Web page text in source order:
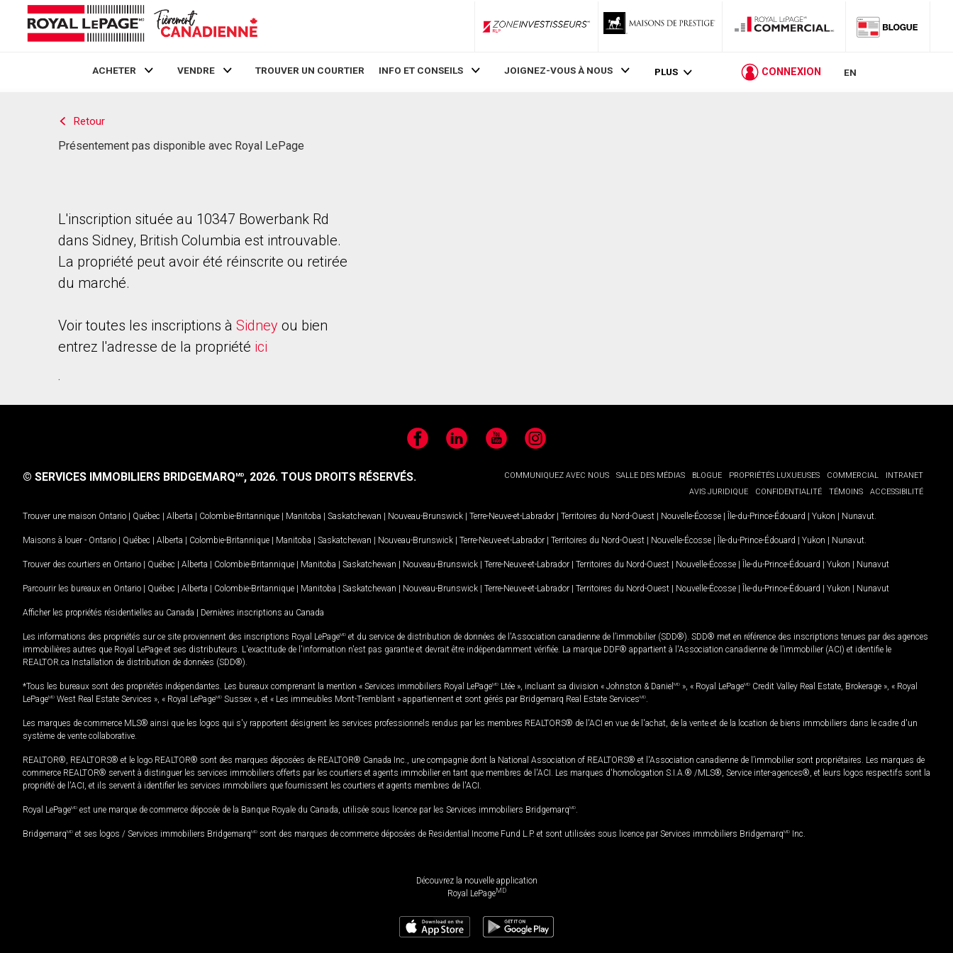
ZoneInvestisseurs RLP
ACHETER VENDRE TROUVER UN COURTIER INFO ET CONSEILS JOIGNEZ-VOUS À NOUS PLUS CONNEXION EN
Retour
Présentement pas disponible avec Royal LePage
L'inscription située au 10347 Bowerbank Rd
dans Sidney, British Columbia est introuvable.
La propriété peut avoir été réinscrite ou retirée
du marché.
Voir toutes les inscriptions à Sidney ou bien
entrez l'adresse de la propriété ici
.
FacebookLinkedIn YouTubeInstagram
COMMUNIQUEZ AVEC NOUS SALLE DES MÉDIAS BLOGUE PROPRIÉTÉS LUXUEUSES COMMERCIAL
INTRANET
AVIS JURIDIQUE
CONFIDENTIALITÉ TÉMOINS ACCESSIBILITÉ
© SERVICES IMMOBILIERS BRIDGEMARQMD, 2026. TOUS DROITS RÉSERVÉS.
Trouver une maison Ontario | Québec | Alberta | Colombie-Britannique | Manitoba | Saskatchewan | Nouveau-Brunswick | Terre-Neuve-et-Labrador | Territoires du Nord-Ouest | Nouvelle-Écosse | Île-du-Prince-Édouard | Yukon | Nunavut
Maisons à louer - Ontario | Québec | Alberta | Colombie-Britannique | Manitoba | Saskatchewan | Nouveau-Brunswick | Terre-Neuve-et-Labrador | Territoires du Nord-Ouest | Nouvelle-Écosse | Île-du-Prince-Édouard | Yukon | Nunavut
Trouver des courtiers en Ontario | Québec | Alberta | Colombie-Britannique | Manitoba | Saskatchewan | Nouveau-Brunswick | Terre-Neuve-et-Labrador | Territoires du Nord-Ouest | Nouvelle-Écosse | Île-du-Prince-Édouard | Yukon | Nunavut
Parcourir les bureaux en Ontario | Québec | Alberta | Colombie-Britannique | Manitoba | Saskatchewan | Nouveau-Brunswick | Terre-Neuve-et-Labrador | Territoires du Nord-Ouest | Nouvelle-Écosse | Île-du-Prince-Édouard | Yukon | Nunavut
Afficher les propriétés résidentielles au Canada | Dernières inscriptions au Canada
Les informations des propriétés sur ce site proviennent des inscriptions Royal LePageMD et du service de distribution de données de l'Association canadienne de l’immobilier (SDD®). SDD® met en référence des inscriptions tenues par des agences
immobilières autres que Royal LePage et ses distributeurs. L'exactitude de l'information n'est pas garantie et devrait être indépendamment vérifiée. La marque DDF® appartient à l'Association canadienne de l’immobilier (ACI) et identifie le
REALTOR.ca Installation de distribution de données (SDD®).
*Tous les bureaux sont des propriétés indépendantes. Les bureaux comprenant la mention « Services immobiliers Royal LePageMD Ltée », incluant sa division « Johnston & Daniel MD », « Royal LePageMD Credit Valley Real Estate, Brokerage », « Royal
LePageMD West Real Estate Services », « Royal LePageMD Sussex », et « Les immeubles Mont-Tremblant » appartiennent et sont gérés par Bridgemarq Real Estate ServicesMD
Les marques de commerce MLS® ainsi que les logos qui s'y rapportent désignent les services professionnels rendus par les membres REALTORS® de l'ACI en vue de l'achat, de la vente et de la location de biens immobiliers dans le cadre d'un
système de vente collaborative.
REALTOR®, REALTORS® et le logo REALTOR® sont des marques déposées de REALTOR® Canada Inc., une compagnie dont la National Association of REALTORS® et l'Association canadienne de l’immobilier sont propriétaires. Les marques de
commerce REALTOR® servent à distinguer les services immobiliers offerts par les courtiers et agents immobilier en tant que membres de l'ACI. Les marques d'homologation S.I.A.® /MLS®, Service inter-agences®, et leurs logos respectifs sont la
propriété de l'ACI, et ils servent à identifier les services immobiliers que fournissent les courtiers et agents membres de l'ACI.
Royal LePageMD est une marque de commerce déposée de la Banque Royale du Canada, utilisée sous licence par les Services immobiliers BridgemarqMD
BridgemarqMD et ses logos / Services immobiliers BridgemarqMD sont des marques de commerce déposées de Residential Income Fund L.P. et sont utilisées sous licence par Services immobiliers BridgemarqMD Inc.
Découvrez la nouvelle application
Royal LePageMD